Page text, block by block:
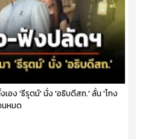
เอง 'ธีรุตม์' นั่ง 'อธิบดีสถ.' ลั่น 'โกง
นหมด